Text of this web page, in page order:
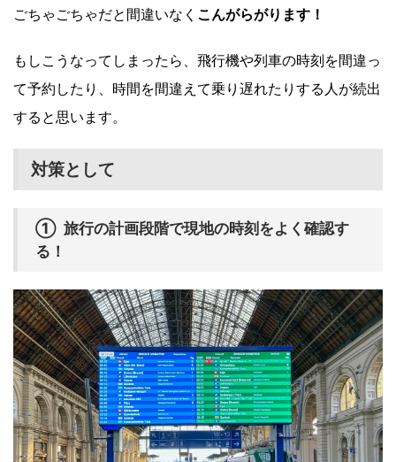
ごちゃごちゃだと間違いなく こんがらがります！
もしこうなってしまったら、飛行機や列車の時刻を間違っ
て予約したり、時間を間違えて乗り遅れたりする人が続出
すると思います。
対策として
① 旅行の計画段階で現地の時刻をよく確認す
る！